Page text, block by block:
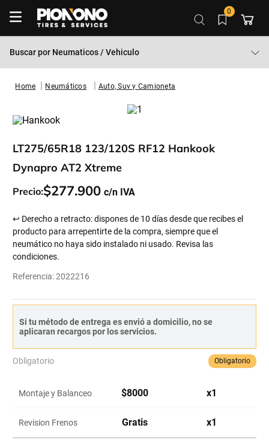
0
Buscar por Neumaticos / Vehiculo
Neumáticos Auto, Suv y Camioneta
LT275/65R18 123/120S RF12 Hankook
Dynapro AT2 Xtreme
Precio:$277.900
↩ Derecho a retracto: dispones de 10 días desde que recibes el
producto para arrepentirte de la compra, siempre que el
neumático no haya sido instalado ni usado. Revisa las
condiciones.
Referencia:2022216
Si tu método de entrega es envió a domicilio, no se
aplicaran recargos por los servicios.
Obligatorio Obligatorio
Montaje y Balanceo $8000 x1
Revision Frenos Gratis x1